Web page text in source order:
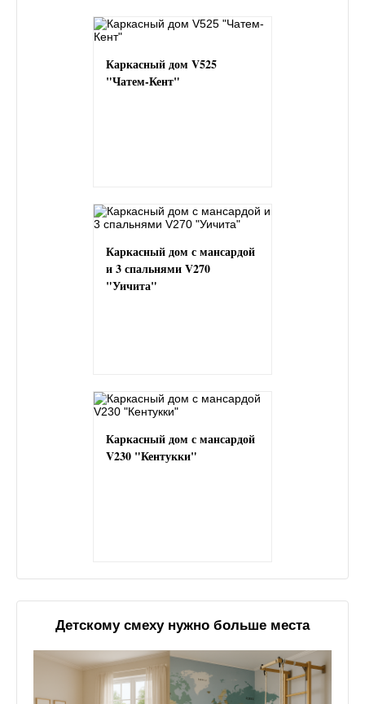
Каркасный дом V525
"Чатем-Кент"
Каркасный дом с мансардой
и 3 спальнями V270
"Уичита"
Каркасный дом с мансардой
V230 "Кентукки"
Детскому смеху нужно больше места